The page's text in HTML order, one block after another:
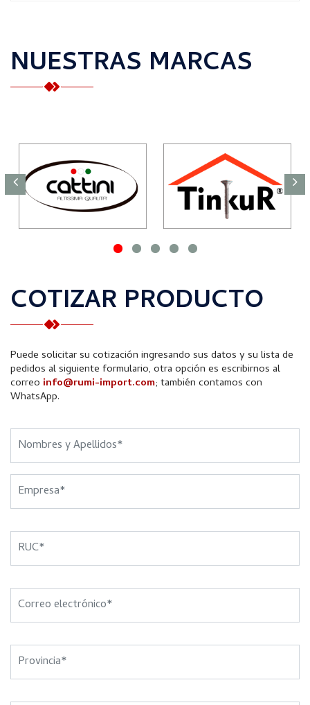
NUESTRAS MARCAS
COTIZAR PRODUCTO
Puede solicitar su cotización ingresando sus datos y su lista de
pedidos al siguiente formulario, otra opción es escribirnos al
correo info@rumi-import.com; también contamos con
WhatsApp.